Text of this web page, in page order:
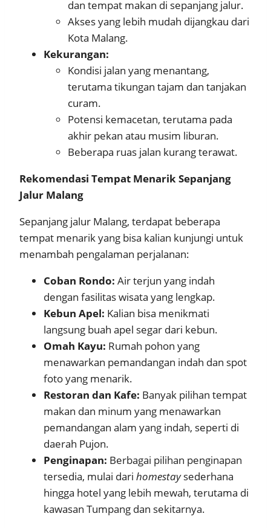
dan tempat makan di sepanjang jalur.
Akses yang lebih mudah dijangkau dari
Kota Malang.
Kekurangan:
Kondisi jalan yang menantang,
terutama tikungan tajam dan tanjakan
curam.
Potensi kemacetan, terutama pada
akhir pekan atau musim liburan.
Beberapa ruas jalan kurang terawat.
Rekomendasi Tempat Menarik Sepanjang
Jalur Malang
Sepanjang jalur Malang, terdapat beberapa
tempat menarik yang bisa kalian kunjungi untuk
menambah pengalaman perjalanan:
Coban Rondo: Air terjun yang indah
dengan fasilitas wisata yang lengkap.
Kebun Apel: Kalian bisa menikmati
langsung buah apel segar dari kebun.
Omah Kayu: Rumah pohon yang
menawarkan pemandangan indah dan spot
foto yang menarik.
Restoran dan Kafe: Banyak pilihan tempat
makan dan minum yang menawarkan
pemandangan alam yang indah, seperti di
daerah Pujon.
Penginapan: Berbagai pilihan penginapan
tersedia, mulai dari homestaysederhana
hingga hotel yang lebih mewah, terutama di
kawasan Tumpang dan sekitarnya.